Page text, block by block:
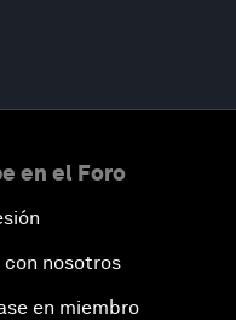
en el Foro
con nosotros
en miembro